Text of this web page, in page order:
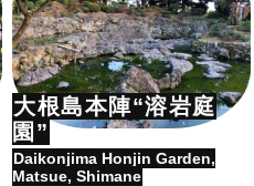
大根島本陣“溶岩庭
園”
Daikonjima Honjin Garden,
Matsue, Shimane